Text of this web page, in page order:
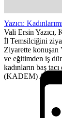
Yazıcı:
Vali Ersin
İl Temsilciğini
Ziyarette konuşan
ve eğitimden iş
kadınların baş
(KADEM)